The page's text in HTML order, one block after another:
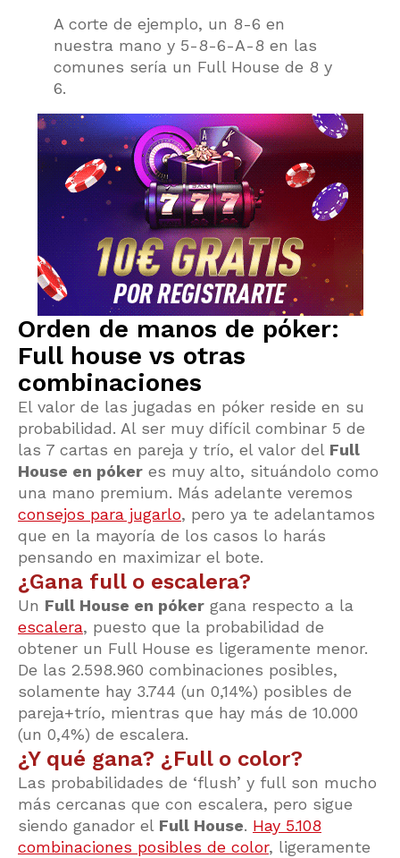
A corte de ejemplo, un 8-6 en
nuestra mano y 5-8-6-A-8 en las
comunes sería un Full House de 8 y
6.
Orden de manos de póker:
Full house vs otras
combinaciones
El valor de las jugadas en póker reside en su
probabilidad. Al ser muy difícil combinar 5 de
las 7 cartas en pareja y trío, el valor del Full
House en póker es muy alto, situándolo como
una mano premium. Más adelante veremos
consejos para jugarlo, pero ya te adelantamos
que en la mayoría de los casos lo harás
pensando en maximizar el bote.
¿Gana full o escalera?
Un Full House en póker gana respecto a la
escalera, puesto que la probabilidad de
obtener un Full House es ligeramente menor.
De las 2.598.960 combinaciones posibles,
solamente hay 3.744 (un 0,14%) posibles de
pareja+trío, mientras que hay más de 10.000
(un 0,4%) de escalera.
¿Y qué gana? ¿Full o color?
Las probabilidades de ‘flush’ y full son mucho
más cercanas que con escalera, pero sigue
siendo ganador el Full House. Hay 5.108
combinaciones posibles de color, ligeramente